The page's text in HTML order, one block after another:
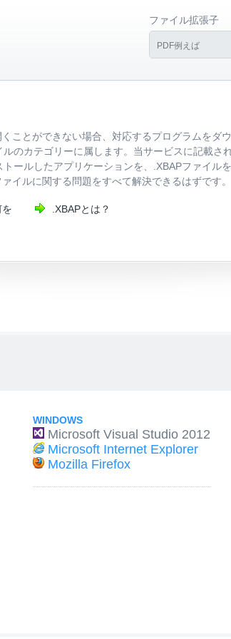
ファイル拡張子
ことができない場合、対応するプログラムをダ
のカテゴリーに属します。当サービスに記載さ
ールしたアプリケーションを、.XBAPファイル
イルに関する問題をすべて解決できるはずです。
を
.XBAPとは？
WINDOWS
Microsoft Visual Studio 2012
Microsoft Internet Explorer
Mozilla Firefox